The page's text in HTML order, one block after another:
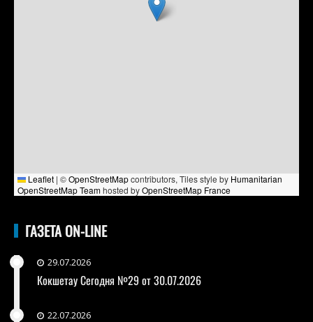
Leaflet | ©OpenStreetMapcontributors, Tiles style by Humanitarian
OpenStreetMap Teamhosted byOpenStreetMap France
ГАЗЕТА ON-LINE
29.07.2026
Кокшетау Сегодня №29 от 30.07.2026
22.07.2026